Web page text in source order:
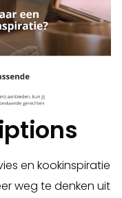
en kookinspiratie
weg te denken uit